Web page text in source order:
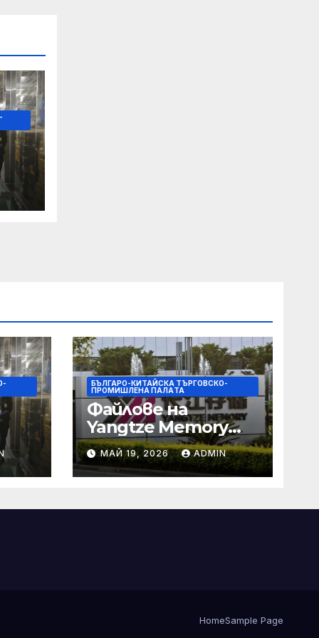
и
и
БЪЛГАРО-КИТАЙСКА ТЪРГОВСКО-
ПРОМИШЛЕНА ПАЛAТА
Файлове на
Yangtze Memory
Technologies
(YMTC) за IPO на
STAR Market
МАЙ 19, 2026 ADMIN
HomeSample Page